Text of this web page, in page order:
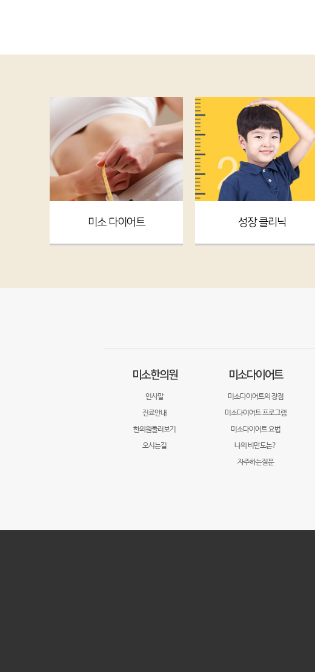
미소 다이어트 성장 클리닉
미소한의원
인사말
진료안내
한의원둘러보기
오시는길
미소다이어트
미소다이어트의 장점
미소다이어트 프로그램
미소다이어트 요법
나의 비만도는?
자주하는질문